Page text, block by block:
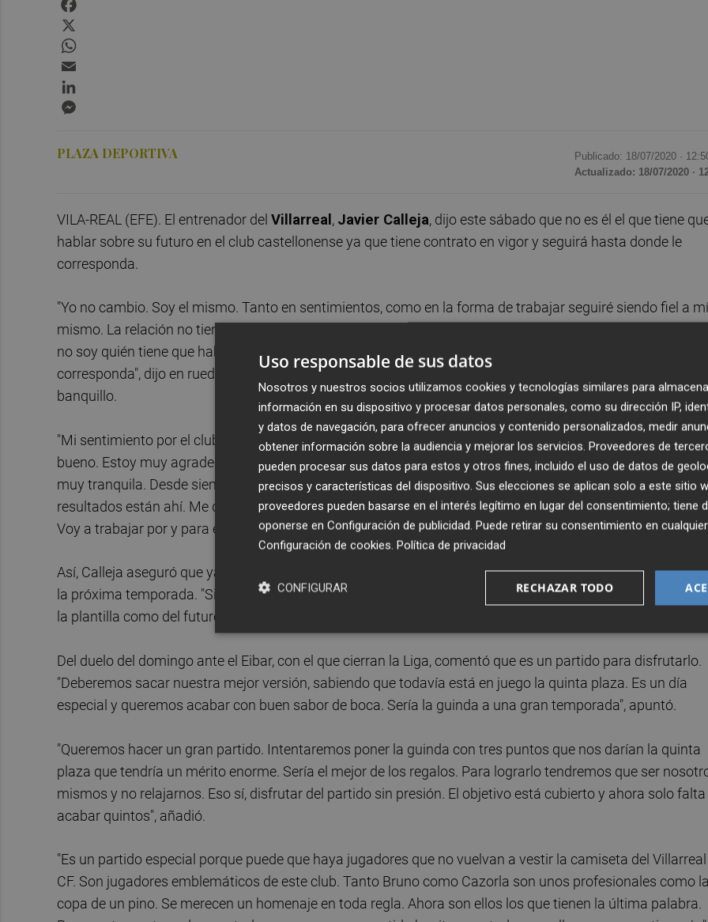
PLAZA DEPORTIVA Publicado: 18/07/2020 ·
Actualizado: 18/07/2020 ·
VILA-REAL (EFE). El entrenador del Villarreal, Javier Calleja, dijo este sábado que no es él el que tiene
hablar sobre su futuro en el club castellonense ya que tiene contrato en vigor y seguirá hasta donde le
corresponda.
"Yo no cambio. Soy el mismo. Tanto en sentimientos, como en la forma de trabajar seguiré siendo fiel a mí
mismo. La relación no tiene que cambiar. Si alguien tiene que dar una explicación no soy yo. Sobre mi
no soy quién tiene que hablar. Tendrá que hablar quién le toque. Yo voy a seguir aquí hasta que
corresponda", dijo en rueda de prensa al ser preguntado por la posibilidad de que sea relevado en el
banquillo.
"Mi sentimiento por el club no va a cambiar en absoluto. Mi comportamiento y el del club siempre ha sido
bueno. Estoy muy agradecido al Villarreal y creo que el club también lo está conmigo. Mi conciencia está
muy tranquila. Desde siempre he dado todo por el club. Solo he intentado ser fiel a mi trabajo y los
resultados están ahí. Me quedo con eso. Luego las decisiones las tiene que tomar quien las tiene que
Voy a trabajar por y para el Villarreal hasta el último día", agregó al respecto.
Así, Calleja aseguró que ya ha dado su punto de vista de lo que opina sobre la plantilla y cuál es mi idea
la próxima temporada. "Si nos tenemos que reunir ya lo haremos la semana que viene. Tanto para hablar
la plantilla como del futuro", añadió.
Del duelo del domingo ante el Eibar, con el que cierran la Liga, comentó que es un partido para disfrutarlo.
"Deberemos sacar nuestra mejor versión, sabiendo que todavía está en juego la quinta plaza. Es un día
especial y queremos acabar con buen sabor de boca. Sería la guinda a una gran temporada", apuntó.
"Queremos hacer un gran partido. Intentaremos poner la guinda con tres puntos que nos darían la quinta
plaza que tendría un mérito enorme. Sería el mejor de los regalos. Para lograrlo tendremos que ser
mismos y no relajarnos. Eso sí, disfrutar del partido sin presión. El objetivo está cubierto y ahora solo falta
acabar quintos", añadió.
"Es un partido especial porque puede que haya jugadores que no vuelvan a vestir la camiseta del Villarreal
CF. Son jugadores emblemáticos de este club. Tanto Bruno como Cazorla son unos profesionales como
copa de un pino. Se merecen un homenaje en toda regla. Ahora son ellos los que tienen la última palabra.
Uso responsable de sus datos
Nosotros y nuestros socios utilizamos cookies y tecnologías similares para
información en su dispositivo y procesar datos personales, como su dirección IP,
y datos de navegación, para ofrecer anuncios y contenido personalizados, medir
obtener información sobre la audiencia y mejorar los servicios. Proveedores de
pueden procesar sus datos para estos y otros fines, incluido el uso de datos de
precisos y características del dispositivo. Sus elecciones se aplican solo a este sitio
proveedores pueden basarse en el interés legítimo en lugar del consentimiento; tiene
oponerse en Configuración de publicidad. Puede retirar su consentimiento en
Configuración de cookies. Política de privacidad
RECHAZAR TODO
CONFIGURAR